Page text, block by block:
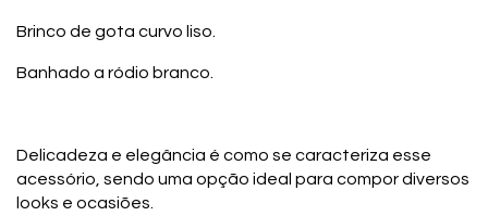
Brinco de gota curvo liso.
Banhado a ródio branco.
Delicadeza e elegância é como se caracteriza esse
acessório, sendo uma opção ideal para compor diversos
looks e ocasiões.